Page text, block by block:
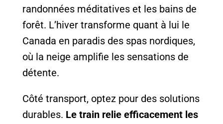
randonnées méditatives et les bains de
forêt. L’hiver transforme quant à lui le
Canada en paradis des spas nordiques,
où la neige amplifie les sensations de
détente.
Côté transport, optez pour des solutions
durables. Le train relie efficacement les